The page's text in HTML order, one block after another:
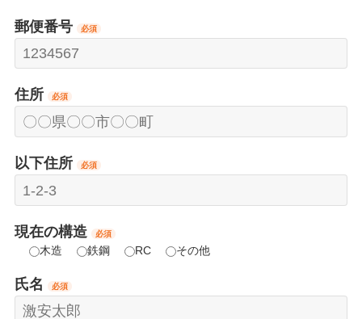
郵便番号 必須
住所 必須
以下住所 必須
現在の構造 必須
木造 鉄鋼 RC その他
氏名 必須